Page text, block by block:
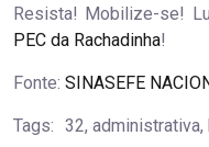
Resista! Mobilize-se!
PEC da Rachadinha!
Fonte: SINASEFE
Tags: 32, administrativa,